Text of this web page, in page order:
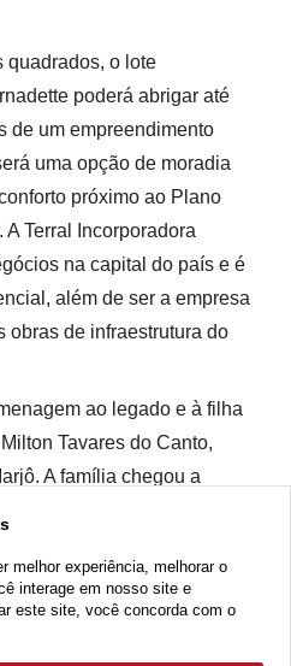
quadrados, o lote
poderá abrigar até
de um empreendimento
uma opção de moradia
próximo ao Plano
Terral Incorporadora
na capital do país e é
além de ser a empresa
obras de infraestrutura do
ao legado e à filha
Tavares do Canto,
A família chegou a
da França em
terão a oportunidade de
melhor experiência, melhorar o
interage em nosso site e
este site, você concorda com o